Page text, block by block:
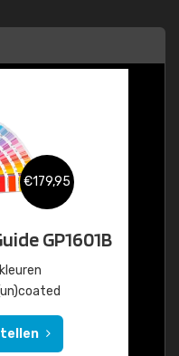
€179,95
GP1601B